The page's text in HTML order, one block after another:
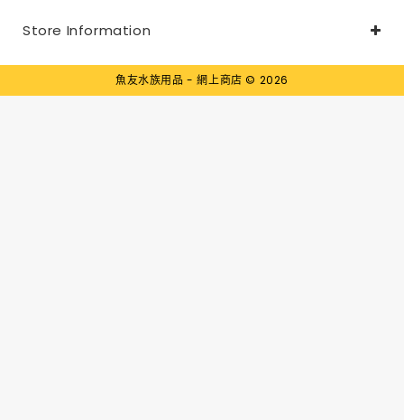
Store Information
魚友水族用品 - 網上商店 © 2026